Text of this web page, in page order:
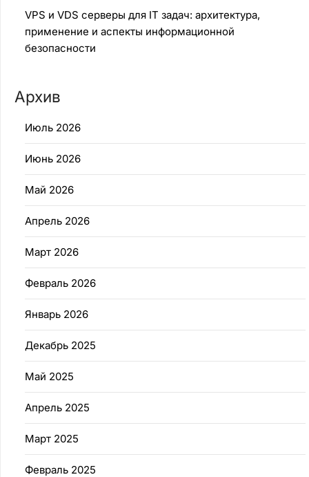
VPS и VDS серверы для IT задач: архитектура,
применение и аспекты информационной
безопасности
Архив
Июль 2026
Июнь 2026
Май 2026
Апрель 2026
Март 2026
Февраль 2026
Январь 2026
Декабрь 2025
Май 2025
Апрель 2025
Март 2025
Февраль 2025